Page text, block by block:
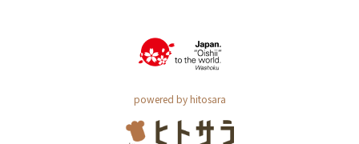
powered by hitosara